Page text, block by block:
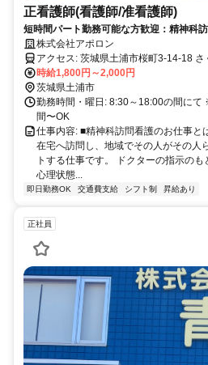
正看護師(看護師/准看護師)
短時間パート勤務可能な方歓迎：精神科
株式会社アポロン
アクセス: 茨城県土浦市桜町3-14-18 さくらメディカルビル301 JR常
磐線(取手～いわき) 土浦駅から徒歩で10分 ※ビル隣に無料駐
り
時給1,800円～2,000円
茨城県土浦市
勤務時間・曜日: 8:30～18:00の間に
間〜OK
仕事内容: ■精神科訪問看護のお仕事と
在宅へ訪問し、地域でその人がその人
トする仕事です。 ドクターの指示のも
心理状態...
即日勤務OK 交通費支給 シフト制 昇給あり
正社員